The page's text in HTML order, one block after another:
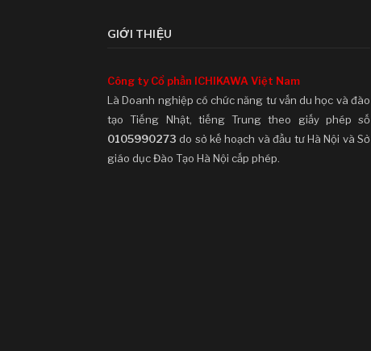
GIỚI THIỆU
Công ty Cổ phần ICHIKAWA Việt Nam
Là Doanh nghiệp có chức năng tư vấn du học và đào
tạo Tiếng Nhật, tiếng Trung theo giấy phép số
0105990273 do sở kế hoạch và đầu tư Hà Nội và Sở
giáo dục Đào Tạo Hà Nội cấp phép.